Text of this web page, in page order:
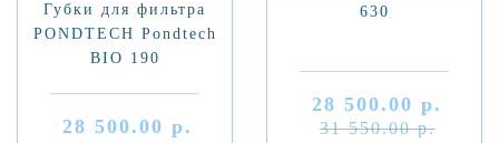
Губки для фильтра
PONDTECH Pondtech
BIO 190
28 500.00 р.
630
28 500.00 р.
31 550.00 р.